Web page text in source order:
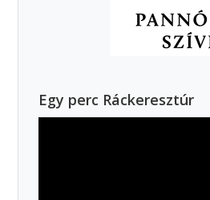
Egy perc Ráckeresztúr